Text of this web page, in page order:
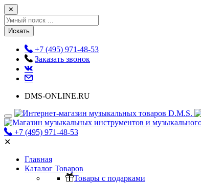
✕
Искать
+7 (495) 971-48-53
Заказать звонок
DMS-ONLINE.RU
+7 (495) 971-48-53
✕
Главная
Каталог Товаров
Товары с подарками